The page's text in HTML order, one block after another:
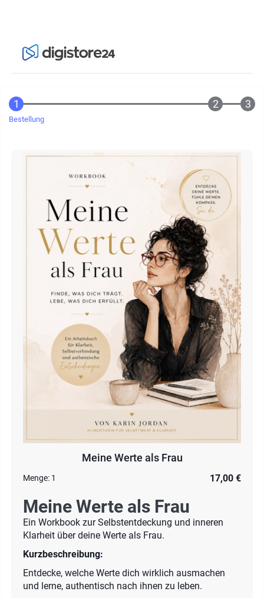
Bestellung
Meine Werte als Frau
Menge: 1 17,00 €
Meine Werte als Frau
Ein Workbook zur Selbstentdeckung und inneren
Klarheit über deine Werte als Frau.
Kurzbeschreibung:
Entdecke, welche Werte dich wirklich ausmachen
und lerne, authentisch nach ihnen zu leben.